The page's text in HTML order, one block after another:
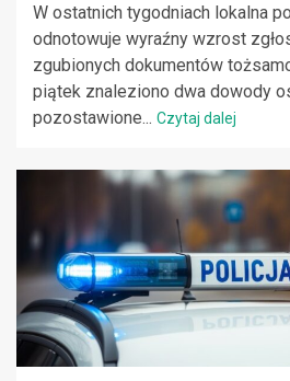
W ostatnich tygodniach lokalna
odnotowuje wyraźny wzrost
zgubionych dokumentów
piątek znaleziono dwa dowody
pozostawione... Czytaj dalej